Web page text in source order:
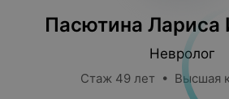
Пасютина Лариса
Невролог
Стаж 49 лет • Высшая